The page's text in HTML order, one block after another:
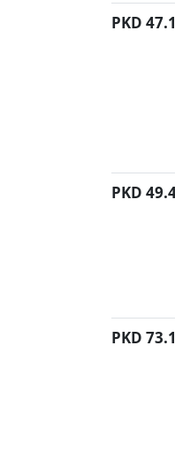
PKD
PKD
PKD